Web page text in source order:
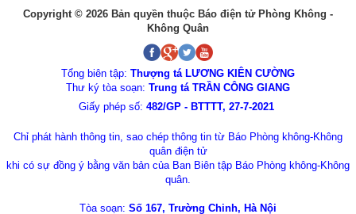
Copyright © 2026 Bản quyền thuộc Báo điện tử Phòng Không -
Không Quân
Tổng biên tập: Thượng tá LƯƠNG KIÊN CƯỜNG
Thư ký tòa soạn: Trung tá TRẦN CÔNG GIANG
Giấy phép số: 482/GP - BTTTT, 27-7-2021
Chỉ phát hành thông tin, sao chép thông tin từ Báo Phòng không-Không
quân điện tử
khi có sự đồng ý bằng văn bản của Ban Biên tập Báo Phòng không-Không
quân.
Tòa soạn: Số 167, Trường Chinh, Hà Nội